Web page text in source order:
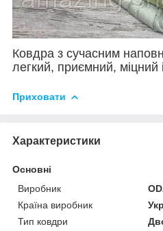
Ковдра з сучасним
легкий, приємний, міцний
Приховати
Характеристики
Основні
Виробник
Країна виробник
Тип ковдри